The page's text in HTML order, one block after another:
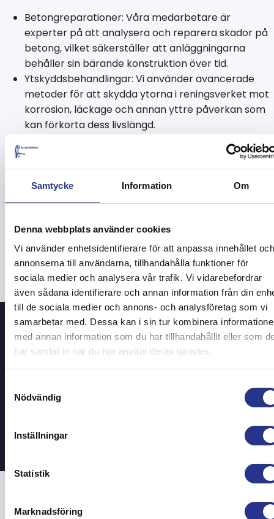
Samtycke Information Om
Denna webbplats använder cookies
Vi använder enhetsidentifierare för att anpassa innehållet och
annonserna till användarna, tillhandahålla funktioner för
sociala medier och analysera vår trafik. Vi vidarebefordrar
även sådana identifierare och annan information från din
till de sociala medier och annons- och analysföretag som vi
samarbetar med. Dessa kan i sin tur kombinera
med annan information som du har tillhandahållit eller som
har samlat in när du har använt deras tjänster.
Nödvändig
Inställningar
Statistik
Marknadsföring
Betongreparationer: Våra medarbetare är
experter på att analysera och reparera skador på
betong, vilket säkerställer att anläggningarna
behåller sin bärande konstruktion över tid.
Ytskyddsbehandlingar: Vi använder avancerade
metoder för att skydda ytorna i reningsverket mot
korrosion, läckage och annan yttre påverkan som
kan förkorta dess livslängd.
Underhållsplanering: Regelbundet underhåll är
nyckeln till att förebygga framtida problem. Vi
erbjuder skräddarsydda underhållsplaner som är
utformade för att hålla dina byggnader i toppskick.
Välkommen och
diskutera smarta
lösningar för ditt